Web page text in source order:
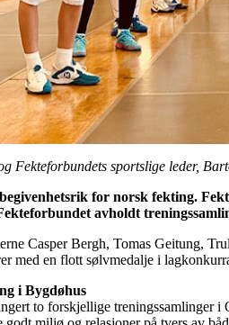
Fekteforbundets sportslige leder,
for norsk fekting.
avholdt
Casper Bergh, Tomas Geitung,
med en flott sølvmedalje i
i Bygdøhus
to forskjellige treningssamlinger